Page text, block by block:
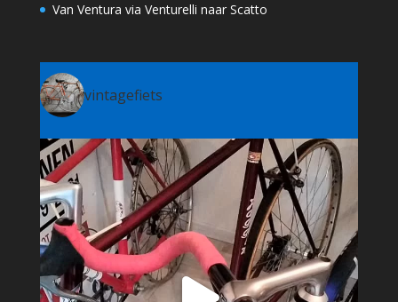
Van Ventura via Venturelli naar Scatto
vintagefiets